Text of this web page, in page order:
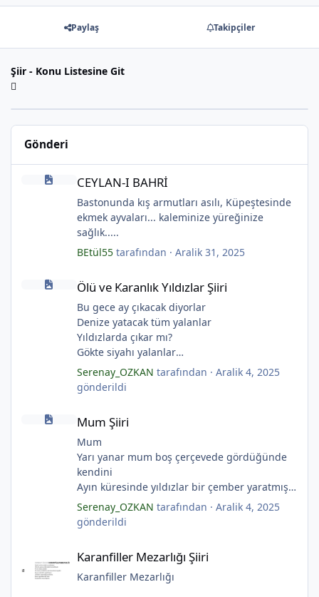
Paylaş Takipçiler
Şiir - Konu Listesine Git
Gönderi
CEYLAN-I BAHRİ
Bastonunda kış armutları asılı, Küpeştesinde
ekmek ayvaları... kaleminize yüreğinize
sağlık.....
BEtül55tarafından · Aralik 31, 2025
Ölü ve Karanlık Yıldızlar Şiiri
Bu gece ay çıkacak diyorlar
Denize yatacak tüm yalanlar
Yıldızlarda çıkar mı?
Gökte siyahı yalanlar
Ölü ve karanlık yıldızlar
Ayı sarhoş etmişler
Ay kesilmiş kızıl, kızıl
(Serenay Özkan, Viata)
Serenay_OZKAN tarafından · Aralik 4, 2025
gönderildi
Mum Şiiri
Mum
Yarı yanar mum boş çerçevede gördüğünde
kendini
Ayın küresinde yıldızlar bir çember yaratmış
Çocukların rüyalarını.
Gıcırdayan tahta evimizdeki mumlar
Bizi bizlere gösteren fenermiş.
Fenerler bir başka yanarmış.
Hayalin gerçeğinde susmayan sesini
Serenay_OZKAN tarafından · Aralik 4, 2025
gönderildi
Karanfiller Mezarlığı Şiiri
Karanfiller Mezarlığı
*